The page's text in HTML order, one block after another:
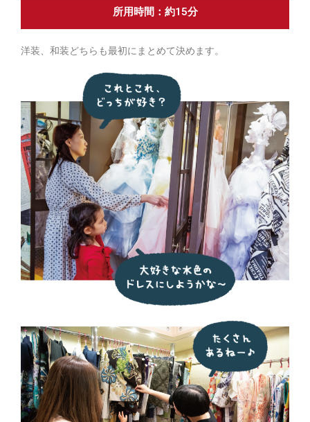
所用時間：約15分
洋装、和装どちらも最初にまとめて決めます。